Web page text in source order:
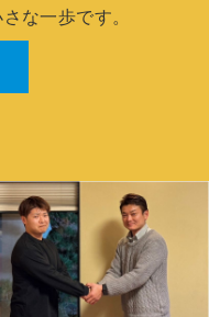
な一歩です。